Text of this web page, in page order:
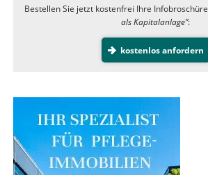
Bestellen Sie jetzt kostenfrei Ihre Infobroschüre
als Kapitalanlage”:
kostenlos anfordern